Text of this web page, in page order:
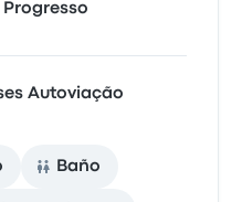
Autoviação
Baño